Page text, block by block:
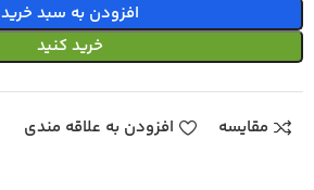
افزودن به سبد خرید
خرید کنید
مقایسه افزودن به علاقه مندی